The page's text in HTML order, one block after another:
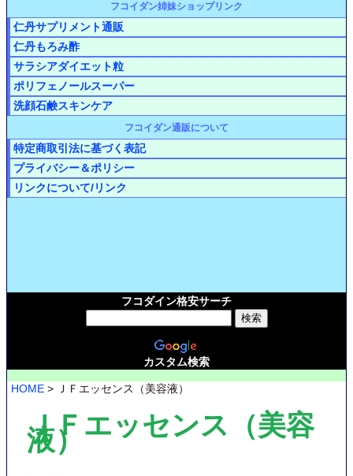
フコイダン姉妹ショップリンク
仁丹サプリメント通販
仁丹もろみ酢
サラシアダイエット粒
ポリフェノールスーパー
洗顔石鹸スキンケア
フコイダン通販について
特定商取引法に基づく表記
プライバシー＆ポリシー
リンクについて/リンク
フコダイン格安サーチ
カスタム検索
HOME > ＪＦエッセンス（美容液）
ＪＦエッセンス（美容
液）